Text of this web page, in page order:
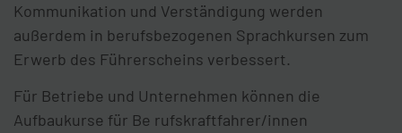
Kommunikation und Verständigung werden
außerdem in berufsbezogenen Sprachkursen zum
Erwerb des Führerscheins verbessert.
Für Betriebe und Unternehmen können die
Aufbaukurse für Be rufskraftfahrer/innen